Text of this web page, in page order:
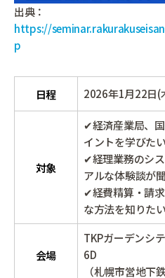
出典：
https://
p
日程 2026年1月22日
対象
✔経済産業局、
イントを学びた
✔経理業務のシ
アルな体験談が
✔経費精算・請
な方法を知りた
会場
TKPガーデンシ
6D
（札幌市営地下